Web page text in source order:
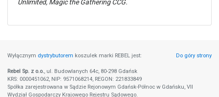
Unlimited, Magic the Gathering CCG.
Do góry strony
Wyłącznym dystrybutorem koszulek marki REBEL jest:
Rebel Sp. z o.o., ul. Budowlanych 64c, 80-298 Gdańsk
KRS: 0000451062, NIP: 9571068214, REGON: 221833849
Spółka zarejestrowana w Sądzie Rejonowym Gdańsk-Północ w Gdańsku, VII
Wydział Gospodarczy Krajowego Rejestru Sądowego.